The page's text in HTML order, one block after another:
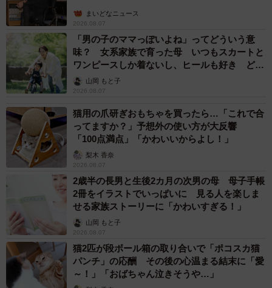
まいどなニュース
2026.08.07
「男の子のママっぽいよね」ってどういう意
味？ 女系家族で育った母 いつもスカートと
ワンピースしか着ないし、ヒールも好き どの
へんが…
山岡 もと子
2026.08.07
猫用の爪研ぎおもちゃを買ったら…「これで合
ってますか？」予想外の使い方が大反響
「100点満点」「かわいいからよし！」
梨木 香奈
2026.08.07
2歳半の長男と生後2カ月の次男の母 母子手帳
2冊をイラストでいっぱいに 見る人を楽しま
せる家族ストーリーに「かわいすぎる！」
山岡 もと子
2026.08.07
猫2匹が段ボール箱の取り合いで「ポコスカ猫
パンチ」の応酬 その後の心温まる結末に「愛
～！」「おばちゃん泣きそうや…」